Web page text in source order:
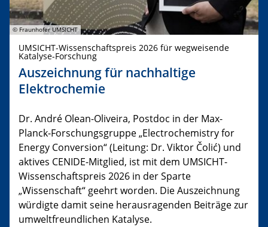
© Fraunhofer UMSICHT
UMSICHT-Wissenschaftspreis 2026 für wegweisende
Katalyse-Forschung
Auszeichnung für nachhaltige
Elektrochemie
Dr. André Olean-Oliveira, Postdoc in der Max-
Planck-Forschungsgruppe „Electrochemistry for
Energy Conversion“ (Leitung: Dr. Viktor Čolić) und
aktives CENIDE-Mitglied, ist mit dem UMSICHT-
Wissenschaftspreis 2026 in der Sparte
„Wissenschaft“ geehrt worden. Die Auszeichnung
würdigte damit seine herausragenden Beiträge zur
umweltfreundlichen Katalyse.